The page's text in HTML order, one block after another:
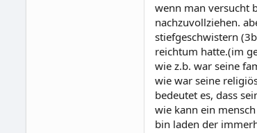
wenn man versucht
nachzuvollziehen.
stiefgeschwistern
reichtum hatte.(im
wie z.b. war seine
wie war seine
bedeutet es, dass
wie kann ein
bin laden der